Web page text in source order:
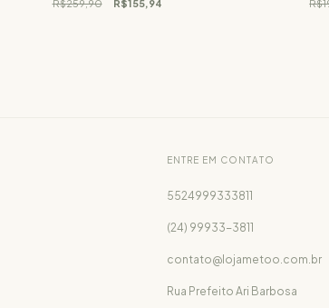
R$259,90 R$155,94
ENTRE EM CONTATO
5524999333811
(24) 99933-3811
contato@lojametoo.com.br
Rua Prefeito Ari Barbosa